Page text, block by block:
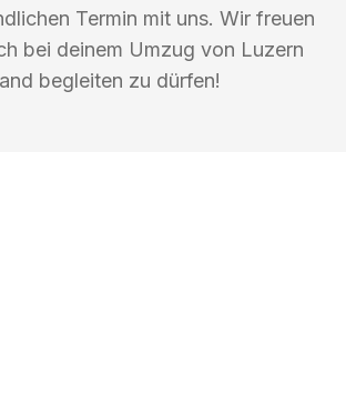
Termin mit uns. Wir freuen
bei deinem Umzug von Luzern
begleiten zu dürfen!